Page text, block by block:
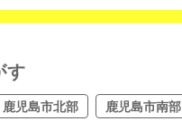
す
鹿児島市北部 鹿児島市南部